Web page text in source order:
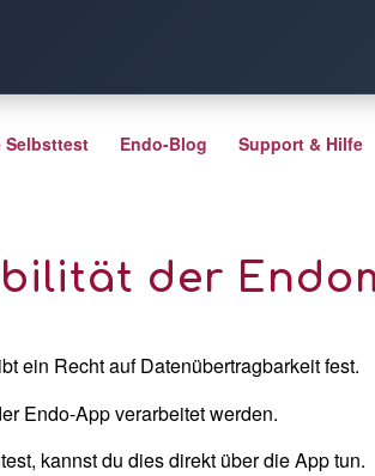
Selbsttest Endo-Blog Support & Hilfe
der
ein Recht auf Datenübertragbarkeit fest.
Endo-App verarbeitet werden.
kannst du dies direkt über die App tun.